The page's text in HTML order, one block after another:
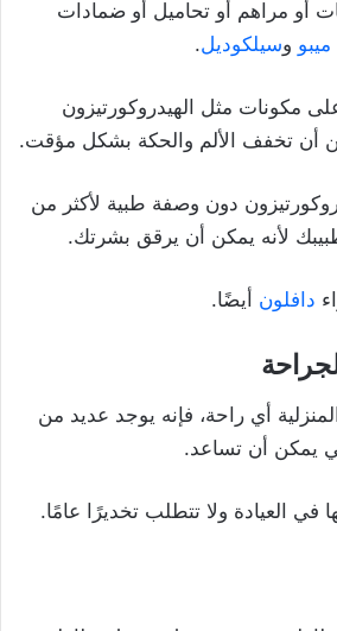
أو مراهم أو تحاميل أو ضمادات
ميبو وسيلكوديل.
مكونات مثل الهيدروكورتيزون
أن تخفف الألم والحكة بشكل مؤقت.
دون وصفة طبية لأكثر من
لأنه يمكن أن يرقق بشرتك.
دافلون أيضًا.
أي راحة، فإنه يوجد عديد من
يمكن أن تساعد.
في العيادة ولا تتطلب تخديرًا عامًا.